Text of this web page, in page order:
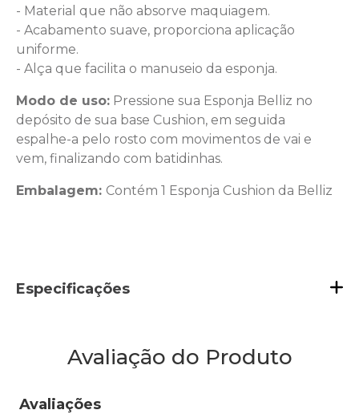
- Material que não absorve maquiagem.
- Acabamento suave, proporciona aplicação
uniforme.
- Alça que facilita o manuseio da esponja.
Modo de uso: Pressione sua Esponja Belliz no
depósito de sua base Cushion, em seguida
espalhe-a pelo rosto com movimentos de vai e
vem, finalizando com batidinhas.
Embalagem: Contém 1 Esponja Cushion da Belliz
Especificações
Avaliação do Produto
Avaliações